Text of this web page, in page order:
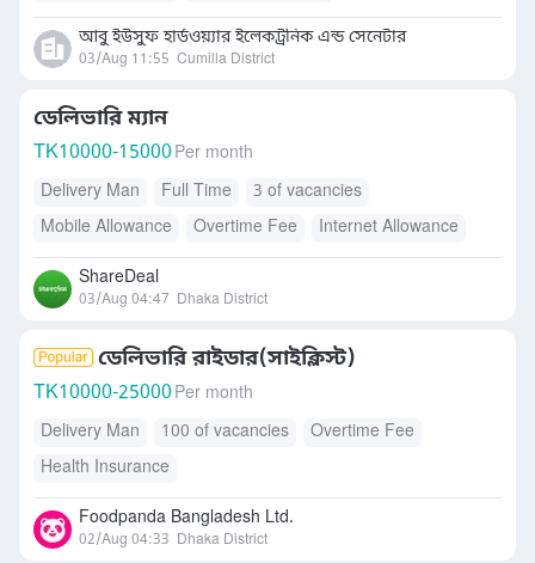
আবু ইউসুফ হার্ডওয়্যার ইলেকট্রনিক এন্ড সেনেটার
03/Aug 11:55 Cumilla District
ডেলিভারি ম্যান
TK10000-15000 Per month
Delivery Man
Full Time
3 of vacancies
Mobile Allowance
Overtime Fee Internet Allowance
ShareDeal
03/Aug 04:47 Dhaka District
ডেলিভারি রাইডার(সাইক্লিস্ট)
TK10000-25000 Per month
Delivery Man
100 of vacancies
Overtime Fee
Health Insurance
Foodpanda Bangladesh Ltd.
02/Aug 04:33 Dhaka District